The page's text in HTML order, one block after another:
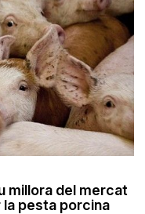
millora del mercat
pesta porcina